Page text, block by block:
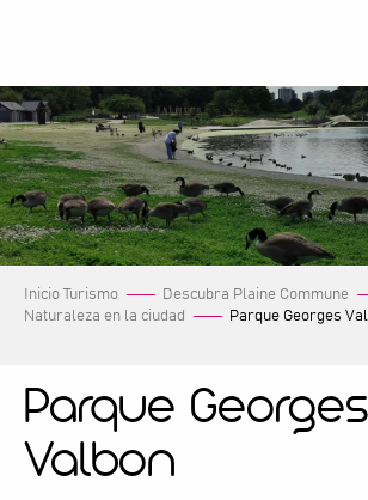
principal
Inicio Turismo
Descubra Plaine Commune
Naturaleza en la ciudad
Parque Georges
Parque Georges
Valbon